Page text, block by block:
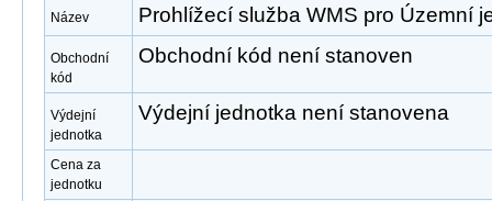
Název Prohlížecí služba WMS pro Územní
Obchodní
kód
Obchodní kód není stanoven
Výdejní
jednotka
Výdejní jednotka není stanovena
Cena za
jednotku